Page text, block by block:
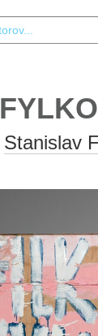
Stanislav